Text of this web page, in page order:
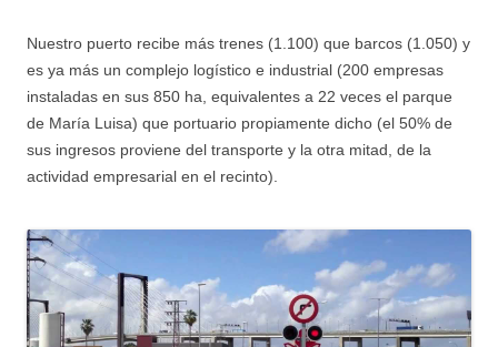
Nuestro puerto recibe más trenes (1.100) que barcos (1.050) y
es ya más un complejo logístico e industrial (200 empresas
instaladas en sus 850 ha, equivalentes a 22 veces el parque
de María Luisa) que portuario propiamente dicho (el 50% de
sus ingresos proviene del transporte y la otra mitad, de la
actividad empresarial en el recinto).